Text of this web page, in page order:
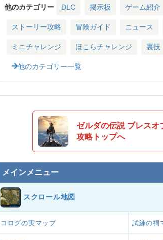
他のカテゴリー DLC 掲示板 ゲーム紹介
ストーリー攻略 冒険ガイド ニュース
ミニチャレンジ ほこらチャレンジ 裏技
他のカテゴリー一覧
ゼルダの伝説 ブレスオ
攻略トップへ
メインメニュー
スクロール地図
コログの実マップ 試練の祠